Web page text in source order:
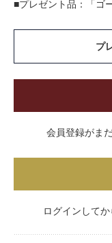
■プレゼント品：「ゴ
プ
会員登録がま
ログインして